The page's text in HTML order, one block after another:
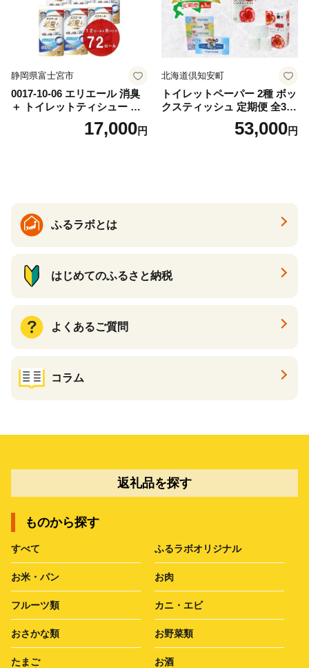
静岡県富士宮市
0017-10-06 エリエール 消臭
＋ トイレットティシュー し
っかり香るフレッシュクリア
の香り ダブル 12ロール×6パ
17,000円
北海道倶知安町
トイレットペーパー 2種 ボッ
クスティッシュ 定期便 全3
回 日本製 まとめ買い 防災
常備品 日用雑貨 消耗品 生活
53,000円
ふるラボとは
はじめてのふるさと納税
よくあるご質問
コラム
返礼品を探す
ものから探す
すべて ふるラボオリジナル
お米・パン お肉
フルーツ類 カニ・エビ
おさかな類 お野菜類
たまご お酒